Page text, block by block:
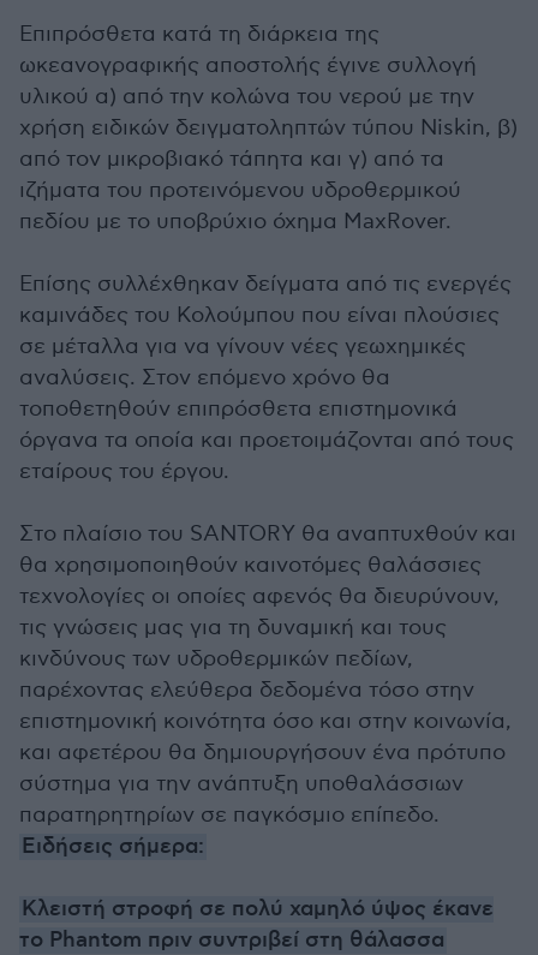
Επιπρόσθετα κατά τη διάρκεια της
ωκεανογραφικής αποστολής έγινε συλλογή
υλικού α) από την κολώνα του νερού με την
χρήση ειδικών δειγματοληπτών τύπου Niskin, β)
από τον μικροβιακό τάπητα και γ) από τα
ιζήματα του προτεινόμενου υδροθερμικού
πεδίου με το υποβρύχιο όχημα MaxRover.
Επίσης συλλέχθηκαν δείγματα από τις ενεργές
καμινάδες του Κολούμπου που είναι πλούσιες
σε μέταλλα για να γίνουν νέες γεωχημικές
αναλύσεις. Στον επόμενο χρόνο θα
τοποθετηθούν επιπρόσθετα επιστημονικά
όργανα τα οποία και προετοιμάζονται από τους
εταίρους του έργου.
Στο πλαίσιο του SANTORY θα αναπτυχθούν και
θα χρησιμοποιηθούν καινοτόμες θαλάσσιες
τεχνολογίες οι οποίες αφενός θα διευρύνουν,
τις γνώσεις μας για τη δυναμική και τους
κινδύνους των υδροθερμικών πεδίων,
παρέχοντας ελεύθερα δεδομένα τόσο στην
επιστημονική κοινότητα όσο και στην κοινωνία,
και αφετέρου θα δημιουργήσουν ένα πρότυπο
σύστημα για την ανάπτυξη υποθαλάσσιων
παρατηρητηρίων σε παγκόσμιο επίπεδο.
Ειδήσεις σήμερα:
Κλειστή στροφή σε πολύ χαμηλό ύψος έκανε
το Phantom πριν συντριβεί στη θάλασσα